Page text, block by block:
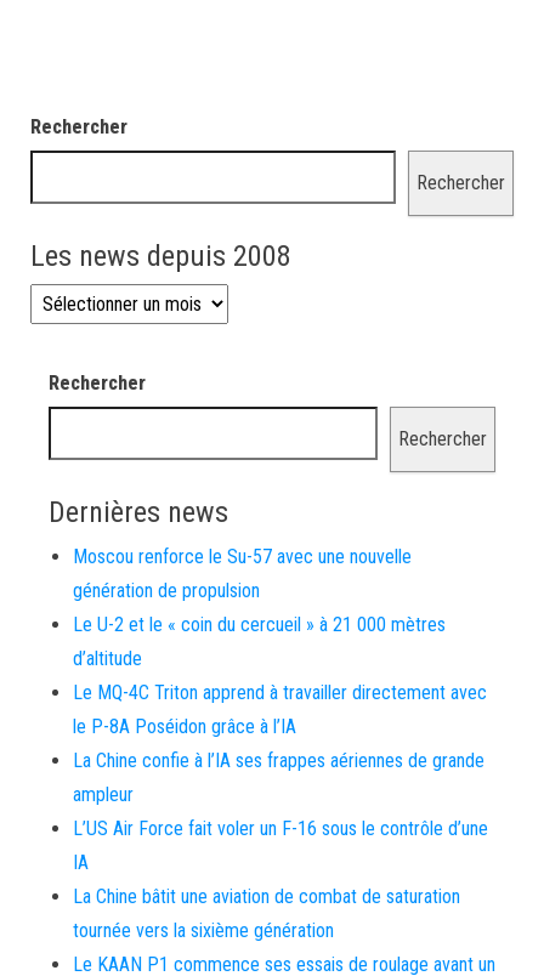
Rechercher
Rechercher
Les news depuis 2008
Les news depuis 2008
Rechercher
Rechercher
Dernières news
Moscou renforce le Su-57 avec une nouvelle
génération de propulsion
Le U-2 et le « coin du cercueil » à 21 000 mètres
d’altitude
Le MQ-4C Triton apprend à travailler directement avec
le P-8A Poséidon grâce à l’IA
La Chine confie à l’IA ses frappes aériennes de grande
ampleur
L’US Air Force fait voler un F-16 sous le contrôle d’une
IA
La Chine bâtit une aviation de combat de saturation
tournée vers la sixième génération
Le KAAN P1 commence ses essais de roulage avant un